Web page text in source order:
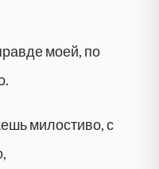
моей, по
милостиво, с